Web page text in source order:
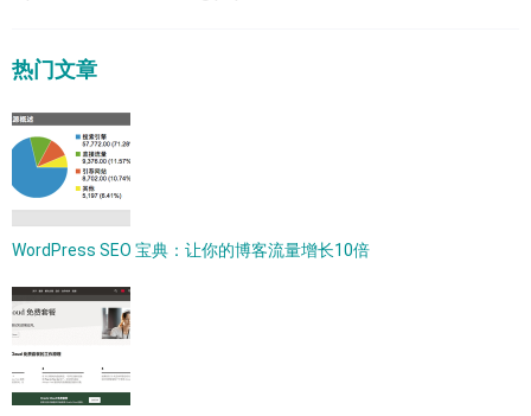
热门文章
WordPress SEO 宝典：让你的博客流量增长10倍